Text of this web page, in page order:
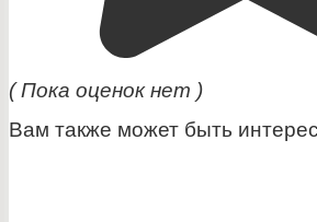
( Пока оценок нет )
Вам также может быть